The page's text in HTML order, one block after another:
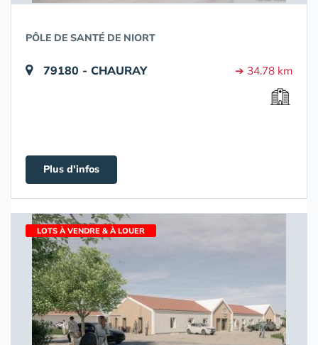
PÔLE DE SANTÉ DE NIORT
79180 - CHAURAY ➔ 34.78 km
Plus d'infos
LOTS À VENDRE & À LOUER